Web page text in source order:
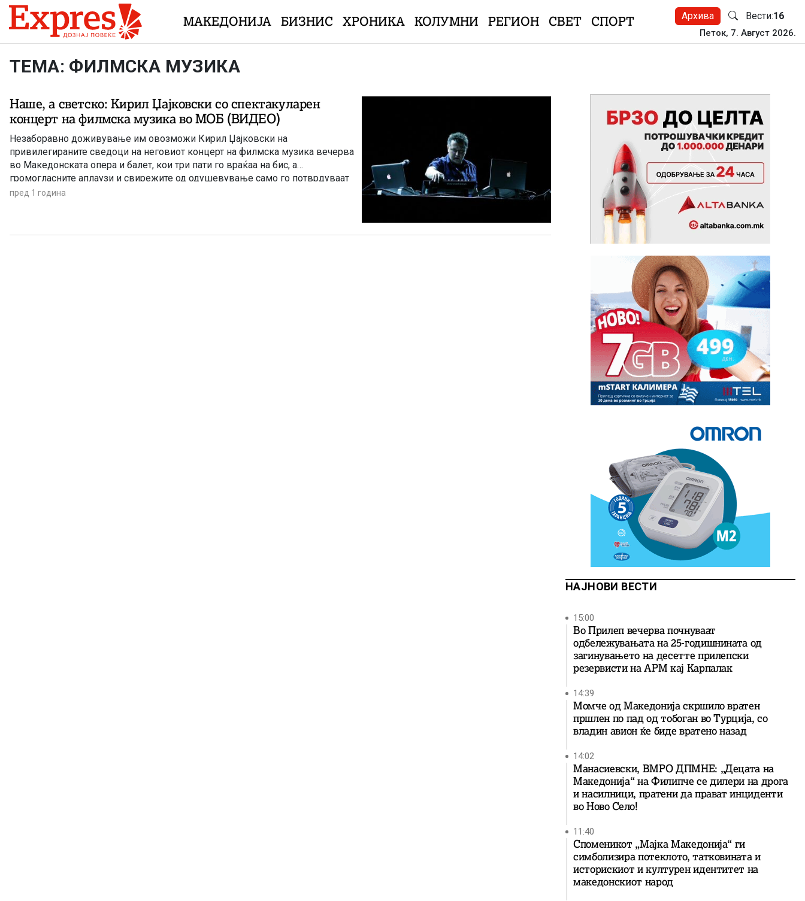
Skip to content
МАКЕДОНИЈА БИЗНИС ХРОНИКА КОЛУМНИ РЕГИОН СВЕТ СПОРТ Архива Вести:16
Петок, 7. Август 2026.
ТЕМА: ФИЛМСКА МУЗИКА
Наше, а светско: Кирил Џајковски со спектакуларен
концерт на филмска музика во МОБ (ВИДЕО)
Незаборавно доживување им овозможи Кирил Џајковски на
привилегираните сведоци на неговиот концерт на филмска музика вечерва
во Македонската опера и балет, кои три пати го враќаа на бис, а
громогласните аплаузи и свирежите од одушевување само го потврдуваат
квалитетот на споделеното со обожавателите. Македонскиот музичар со
пред 1 година
НАЈНОВИ ВЕСТИ
15:00
Во Прилеп вечерва почнуваат
одбележувањата на 25-годишнината од
загинувањето на десетте прилепски
резервисти на АРМ кај Карпалак
14:39
Момче од Македонија скршило вратен
пршлен по пад од тобоган во Турција, со
владин авион ќе биде вратенo назад
14:02
Манасиевски, ВМРО ДПМНЕ: „Децата на
Македонија“ на Филипче се дилери на дрога
и насилници, пратени да прават инциденти
во Ново Село!
11:40
Споменикот „Мајка Македонија“ ги
симболизира потеклото, татковината и
историскиот и културен идентитет на
македонскиот народ